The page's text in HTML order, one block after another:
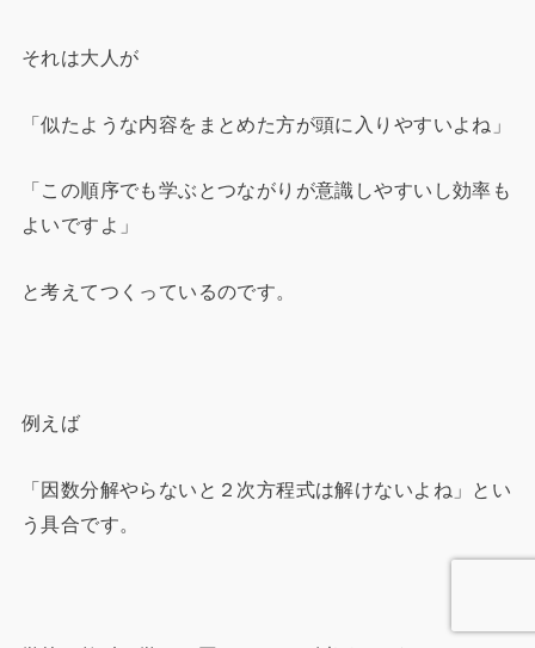
それは大人が
「似たような内容をまとめた方が頭に入りやすいよね」
「この順序でも学ぶとつながりが意識しやすいし効率も
よいですよ」
と考えてつくっているのです。
例えば
「因数分解やらないと２次方程式は解けないよね」とい
う具合です。